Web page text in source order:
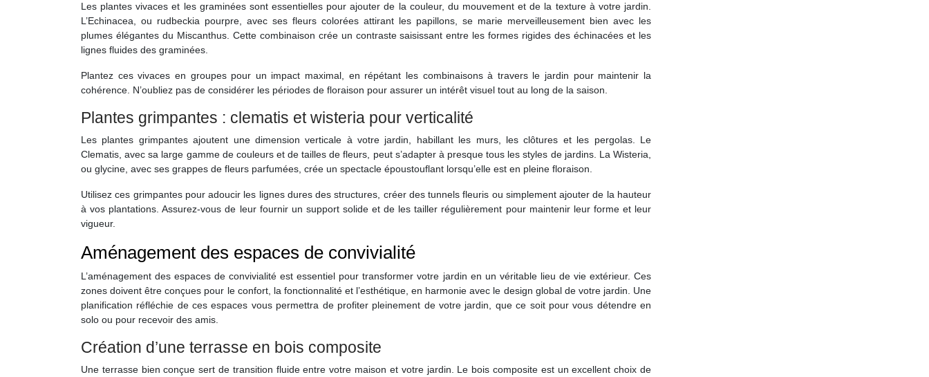
Les plantes vivaces et les graminées sont essentielles pour ajouter de la couleur, du mouvement et de la texture à votre jardin.
L’Echinacea, ou rudbeckia pourpre, avec ses fleurs colorées attirant les papillons, se marie merveilleusement bien avec les
plumes élégantes du Miscanthus. Cette combinaison crée un contraste saisissant entre les formes rigides des échinacées et les
lignes fluides des graminées.
Plantez ces vivaces en groupes pour un impact maximal, en répétant les combinaisons à travers le jardin pour maintenir la
cohérence. N’oubliez pas de considérer les périodes de floraison pour assurer un intérêt visuel tout au long de la saison.
Plantes grimpantes : clematis et wisteria pour verticalité
Les plantes grimpantes ajoutent une dimension verticale à votre jardin, habillant les murs, les clôtures et les pergolas. Le
Clematis, avec sa large gamme de couleurs et de tailles de fleurs, peut s’adapter à presque tous les styles de jardins. La Wisteria,
ou glycine, avec ses grappes de fleurs parfumées, crée un spectacle époustouflant lorsqu’elle est en pleine floraison.
Utilisez ces grimpantes pour adoucir les lignes dures des structures, créer des tunnels fleuris ou simplement ajouter de la hauteur
à vos plantations. Assurez-vous de leur fournir un support solide et de les tailler régulièrement pour maintenir leur forme et leur
vigueur.
Aménagement des espaces de convivialité
L’aménagement des espaces de convivialité est essentiel pour transformer votre jardin en un véritable lieu de vie extérieur. Ces
zones doivent être conçues pour le confort, la fonctionnalité et l’esthétique, en harmonie avec le design global de votre jardin. Une
planification réfléchie de ces espaces vous permettra de profiter pleinement de votre jardin, que ce soit pour vous détendre en
solo ou pour recevoir des amis.
Création d’une terrasse en bois composite
Une terrasse bien conçue sert de transition fluide entre votre maison et votre jardin. Le bois composite est un excellent choix de